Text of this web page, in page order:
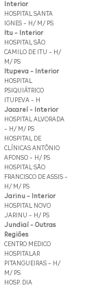
Interior
HOSPITAL SANTA
IGNES - H/ M/ PS
Itu - Interior
HOSPITAL SÃO
CAMILO DE ITU - H/
M/ PS
Itupeva - Interior
HOSPITAL
PSIQUIÁTRICO
ITUPEVA - H
Jacareí - Interior
HOSPITAL ALVORADA
- H/ M/ PS
HOSPITAL DE
CLÍNICAS ANTÔNIO
AFONSO - H/ PS
HOSPITAL SÃO
FRANCISCO DE ASSIS -
H/ M/ PS
Jarinu - Interior
HOSPITAL NOVO
JARINU - H/ PS
Jundiaí - Outras
Regiões
CENTRO MEDICO
HOSPITALAR
PITANGUEIRAS - H/
M/ PS
HOSP. DIA